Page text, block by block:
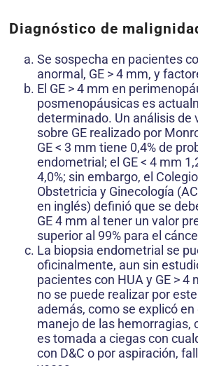
Diagnóstico de
Se sospecha en pacientes
anormal, GE > 4 mm, y
El GE > 4 mm en
posmenopáusicas es
determinado. Un análisis de
sobre GE realizado por
GE < 3 mm tiene 0,4% de
endometrial; el GE < 4 mm
4,0%; sin embargo, el
Obstetricia y Ginecología
en inglés) definió que se
GE 4 mm al tener un valor
superior al 99% para el
La biopsia endometrial se
oficinalmente, aun sin
pacientes con HUA y GE > 4
no se puede realizar por
además, como se explicó
manejo de las hemorragias,
es tomada a ciegas con
con D&C o por aspiración,